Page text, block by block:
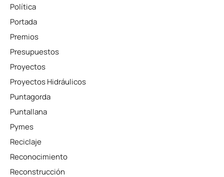
Política
Portada
Premios
Presupuestos
Proyectos
Proyectos Hidráulicos
Puntagorda
Puntallana
Pymes
Reciclaje
Reconocimiento
Reconstrucción